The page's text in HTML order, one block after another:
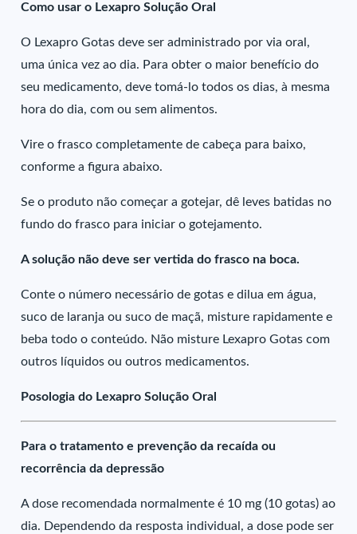
Como usar o Lexapro Solução Oral
O Lexapro Gotas deve ser administrado por via oral,
uma única vez ao dia. Para obter o maior benefício do
seu medicamento, deve tomá-lo todos os dias, à mesma
hora do dia, com ou sem alimentos.
Vire o frasco completamente de cabeça para baixo,
conforme a figura abaixo.
Se o produto não começar a gotejar, dê leves batidas no
fundo do frasco para iniciar o gotejamento.
A solução não deve ser vertida do frasco na boca.
Conte o número necessário de gotas e dilua em água,
suco de laranja ou suco de maçã, misture rapidamente e
beba todo o conteúdo. Não misture Lexapro Gotas com
outros líquidos ou outros medicamentos.
Posologia do Lexapro Solução Oral
Para o tratamento e prevenção da recaída ou
recorrência da depressão
A dose recomendada normalmente é 10 mg (10 gotas) ao
dia. Dependendo da resposta individual, a dose pode ser